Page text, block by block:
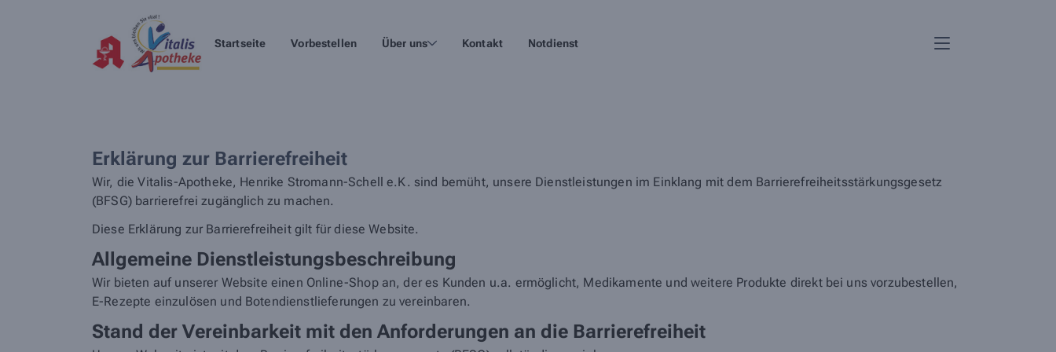
Startseite Vorbestellen Über uns Kontakt Notdienst
Erklärung zur Barrierefreiheit
Wir, die Vitalis-Apotheke, Henrike Stromann-Schell e.K. sind bemüht, unsere Dienstleistungen im Einklang mit dem Barrierefreiheitsstärkungsgesetz
(BFSG) barrierefrei zugänglich zu machen.
Diese Erklärung zur Barrierefreiheit gilt für diese Website.
Allgemeine Dienstleistungsbeschreibung
Wir bieten auf unserer Website einen Online-Shop an, der es Kunden u.a. ermöglicht, Medikamente und weitere Produkte direkt bei uns vorzubestellen,
E-Rezepte einzulösen und Botendienstlieferungen zu vereinbaren.
Stand der Vereinbarkeit mit den Anforderungen an die Barrierefreiheit